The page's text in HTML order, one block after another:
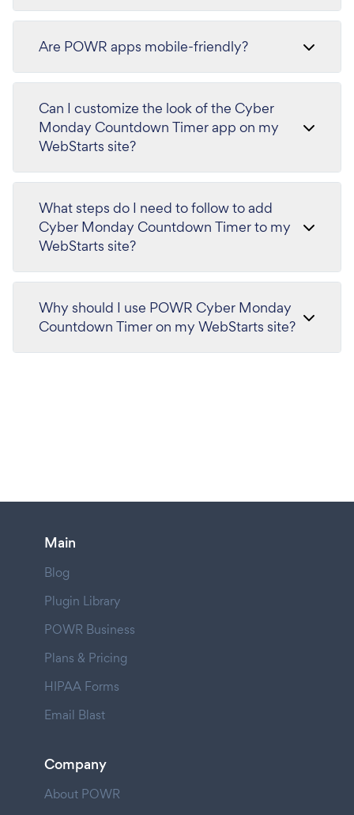
Are POWR apps mobile-friendly?
Can I customize the look of the Cyber
Monday Countdown Timer app on my
WebStarts site?
What steps do I need to follow to add
Cyber Monday Countdown Timer to my
WebStarts site?
Why should I use POWR Cyber Monday
Countdown Timer on my WebStarts site?
Main
Blog
Plugin Library
POWR Business
Plans & Pricing
HIPAA Forms
Email Blast
Company
About POWR